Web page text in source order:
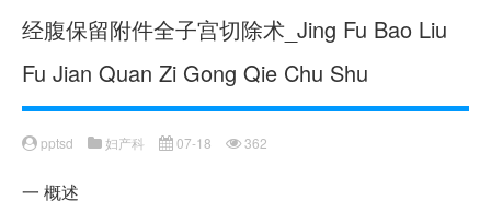
经腹保留附件全子宫切除术_Jing Fu Bao Liu
Fu Jian Quan Zi Gong Qie Chu Shu
pptsd 妇产科 07-18 362
一 概述